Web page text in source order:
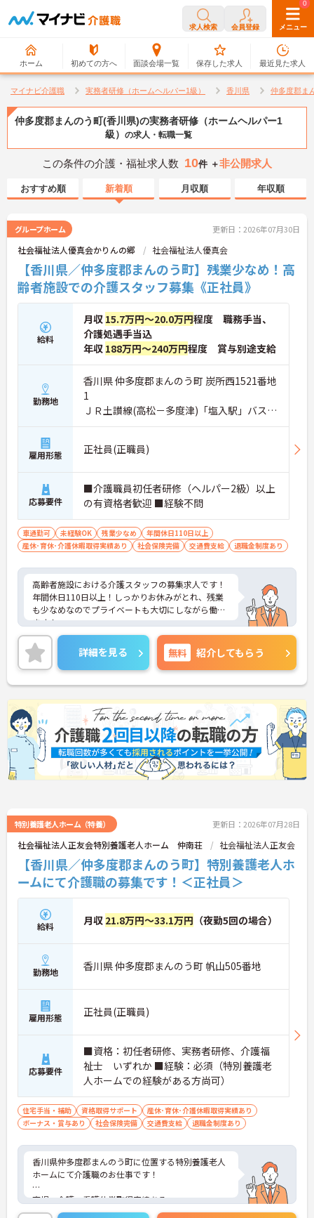
求人検索 会員登録 メニュー
ホーム 初めての方へ 面談会場一覧
0
保存した求人
0
最近見た求人
マイナビ介護職 実務者研修（ホームヘルパー1級） 香川県 仲多度郡ま
仲多度郡まんのう町(香川県)の実務者研修（ホームヘルパー1
級） の求人・転職一覧
この条件の介護・福祉求人数 10件 ＋非公開求人
おすすめ順 新着順 月収順 年収順
グループホーム 更新日：2026年07月30日
社会福祉法人優真会かりんの郷 社会福祉法人優真会
【香川県／仲多度郡まんのう町】残業少なめ！高
齢者施設での介護スタッフ募集《正社員》
給料
月収 15.7万円～20.0万円程度 職務手当、
介護処遇手当込
年収 188万円～240万円程度 賞与別途支給
勤務地
香川県 仲多度郡まんのう町 炭所西1521番地
1
ＪＲ土讃線(高松－多度津)「塩入駅」バス・
車8分
雇用形態 正社員(正職員)
応募要件
■介護職員初任者研修（ヘルパー2級）以上
の有資格者歓迎 ■経験不問
車通勤可 未経験OK 残業少なめ
年間休日110日以上
産休･育休･介護休暇取得実績あり
社会保険完備 交通費支給 退職金制度あり
高齢者施設における介護スタッフの募集求人です！
年間休日110日以上！しっかりお休みがとれ、残業
も少なめなのでプライベートも大切にしながら働け
ます！
ご興味ある方には、面接のポイントなど、さらに詳
細をお話致しますのでお気軽にご相談ください。
詳細を見る 無料 紹介してもらう
特別養護老人ホーム（特養） 更新日：2026年07月28日
社会福祉法人正友会特別養護老人ホーム 仲南荘 社会福祉法人正友会
【香川県／仲多度郡まんのう町】特別養護老人ホ
ームにて介護職の募集です！＜正社員＞
給料 月収 21.8万円～33.1万円 （夜勤5回の場合）
勤務地 香川県 仲多度郡まんのう町 帆山505番地
雇用形態 正社員(正職員)
応募要件
■資格：初任者研修、実務者研修、介護福
祉士 いずれか ■経験：必須（特別養護老
人ホームでの経験がある方尚可）
住宅手当・補助 資格取得サポート
産休･育休･介護休暇取得実績あり
ボーナス・賞与あり
社会保険完備 交通費支給 退職金制度あり
香川県仲多度郡まんのう町に位置する特別養護老人
ホームにて介護職のお仕事です！
育児・介護・看護休業取得実績ある